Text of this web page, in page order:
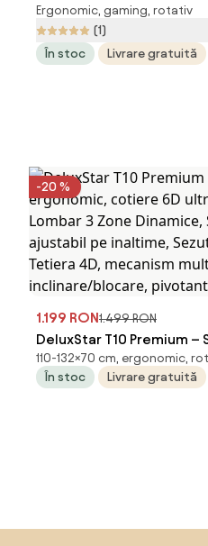
suport lombar dinamic,
cotiere rabatabile, Alb/Gri
Ergonomic, gaming, rotativ
(1)
În stoc
Livrare gratuită
-20 %
1.199 RON1.499 RON
DeluxStar T10 Premium –
ergonomic, cotiere 6D
Suport Lombar 3 Zone
110-132×70 cm, ergonomic,
În stoc
Livrare gratuită